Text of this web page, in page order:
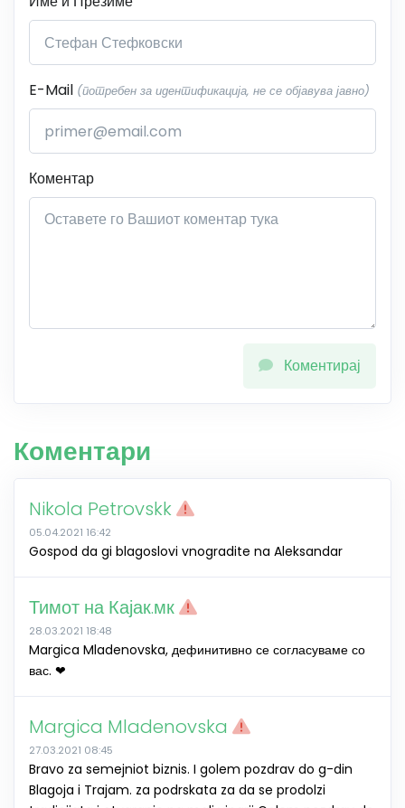
E-Mail (потребен за идентификација, не се објавува јавно)
Коментар
Коментирај
Коментари
Nikola Petrovskk
05.04.2021 16:42
Gospod da gi blagoslovi vnogradite na Aleksandar
Тимот на Кајак.мк
28.03.2021 18:48
Margica Mladenovska, дефинитивно се согласуваме со
вас. ❤
Margica Mladenovska
27.03.2021 08:45
Bravo za semejniot biznis. I golem pozdrav do g-din
Blagoja i Trajam. za podrskata za da se prodolzi